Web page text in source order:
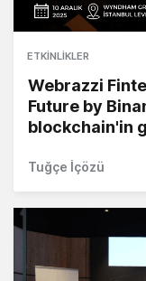
ETKINLIKLER
Webrazzi
Future by
blockchain'in
Tuğçe İçözü